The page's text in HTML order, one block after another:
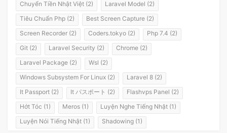
Chuyển Tiền Nhật Việt (2)
Laravel Model (2)
Tiêu Chuẩn Php (2)
Best Screen Capture (2)
Screen Recorder (2)
Coders.tokyo (2)
Php 7.4 (2)
Git (2)
Laravel Security (2)
Chrome (2)
Laravel Package (2)
Wsl (2)
Windows Subsystem For Linux (2)
Laravel 8 (2)
It Passport (2)
It パスポート (2)
Flashvps Panel (2)
Hớt Tóc (1)
Meros (1)
Luyện Nghe Tiếng Nhật (1)
Luyện Nói Tiếng Nhật (1)
Shadowing (1)